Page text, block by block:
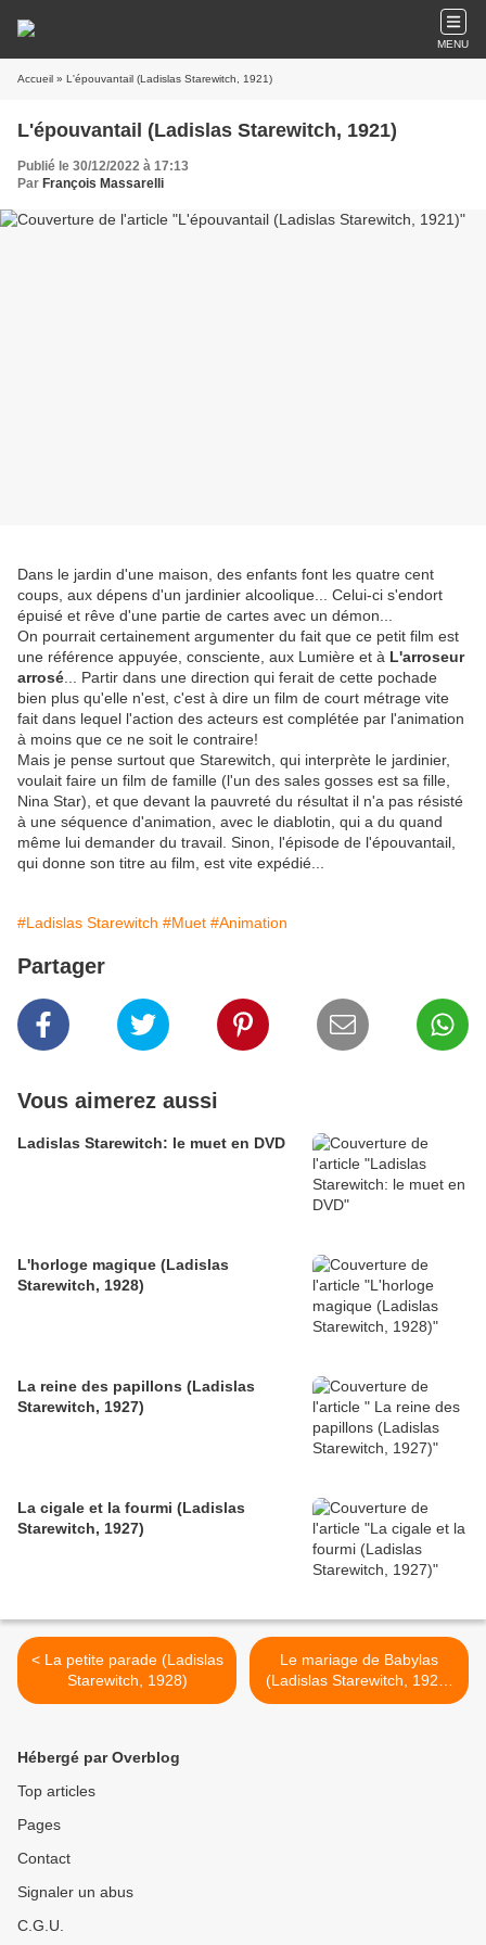
MENU
Accueil » L'épouvantail (Ladislas Starewitch, 1921)
L'épouvantail (Ladislas Starewitch, 1921)
Publié le 30/12/2022 à 17:13
Par François Massarelli
Dans le jardin d'une maison, des enfants font les quatre cent
coups, aux dépens d'un jardinier alcoolique... Celui-ci s'endort
épuisé et rêve d'une partie de cartes avec un démon...
On pourrait certainement argumenter du fait que ce petit film est
une référence appuyée, consciente, aux Lumière et à L'arroseur
arrosé ... Partir dans une direction qui ferait de cette pochade
bien plus qu'elle n'est, c'est à dire un film de court métrage vite
fait dans lequel l'action des acteurs est complétée par l'animation
à moins que ce ne soit le contraire!
Mais je pense surtout que Starewitch, qui interprète le jardinier,
voulait faire un film de famille (l'un des sales gosses est sa fille,
Nina Star), et que devant la pauvreté du résultat il n'a pas résisté
à une séquence d'animation, avec le diablotin, qui a du quand
même lui demander du travail. Sinon, l'épisode de l'épouvantail,
qui donne son titre au film, est vite expédié...
#Ladislas Starewitch #Muet #Animation
Partager
Vous aimerez aussi
Ladislas Starewitch: le muet en DVD
L'horloge magique (Ladislas
Starewitch, 1928)
La reine des papillons (Ladislas
Starewitch, 1927)
La cigale et la fourmi (Ladislas
Starewitch, 1927)
< La petite parade (Ladislas
Starewitch, 1928)
Le mariage de Babylas
(Ladislas Starewitch, 1921)
>
Hébergé par Overblog
Top articles
Pages
Contact
Signaler un abus
C.G.U.